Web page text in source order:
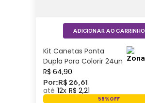
Kit Canetas Ponta
Dupla Para Colorir 24un
– Zonacriativa
R$ 64,90
Por:R$ 26,61
12 R$ 2,21
59%OFF
ADICIONAR AO CARRINHO